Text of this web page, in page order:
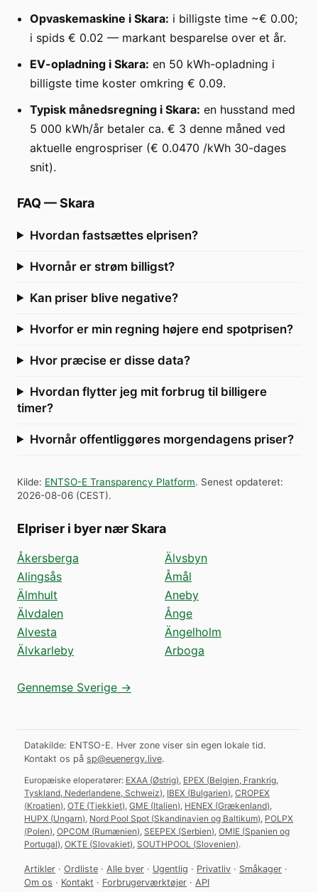
Opvaskemaskine i Skara: i billigste time ~€ 0.00;
i spids € 0.02 — markant besparelse over et år.
EV-opladning i Skara: en 50 kWh-opladning i
billigste time koster omkring € 0.09.
Typisk månedsregning i Skara: en husstand med
5 000 kWh/år betaler ca. € 3 denne måned ved
aktuelle engrospriser (€ 0.0470 /kWh 30-dages
snit).
FAQ —Skara
Hvordan fastsættes elprisen?
Hvornår er strøm billigst?
Kan priser blive negative?
Hvorfor er min regning højere end spotprisen?
Hvor præcise er disse data?
Hvordan flytter jeg mit forbrug til billigere
timer?
Hvornår offentliggøres morgendagens priser?
Kilde: ENTSO-E Transparency Platform. Senest opdateret:
2026-08-06 (CEST).
Elpriser i byer nær Skara
Åkersberga
Alingsås
Älmhult
Älvdalen
Alvesta
Älvkarleby
Älvsbyn
Åmål
Aneby
Ånge
Ängelholm
Arboga
Gennemse Sverige →
Datakilde: ENTSO-E. Hver zone viser sin egen lokale tid.
Kontakt os på sp@euenergy.live.
Europæiske eloperatører: EXAA (Østrig) EPEX (Belgien, Frankrig,
Tyskland, Nederlandene, Schweiz) IBEX (Bulgarien) CROPEX
(Kroatien) OTE (Tjekkiet) GME (Italien) HENEX (Grækenland)
HUPX (Ungarn) Nord Pool Spot (Skandinavien og Baltikum) POLPX
(Polen) OPCOM (Rumænien) SEEPEX (Serbien) OMIE (Spanien og
Portugal) OKTE (Slovakiet) SOUTHPOOL (Slovenien).
Artikler · Ordliste · Alle byer · Ugentlig · Privatliv · Småkager ·
Om os · Kontakt · Forbrugerværktøjer · API